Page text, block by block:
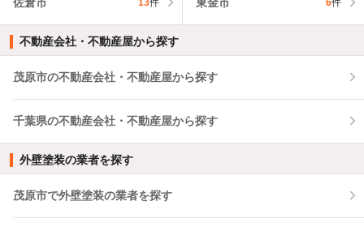
13件 6件
不動産会社・不動産屋から探す
茂原市の不動産会社・不動産屋から探す
千葉県の不動産会社・不動産屋から探す
外壁塗装の業者を探す
茂原市で外壁塗装の業者を探す